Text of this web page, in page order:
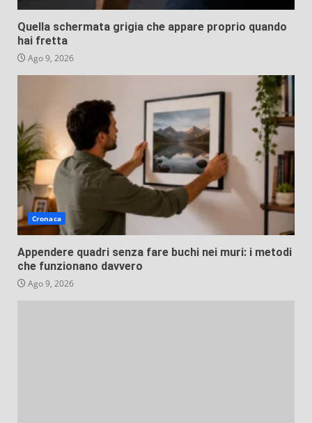
Quella schermata grigia che appare proprio quando
hai fretta
Ago 9, 2026
Cronaca
Appendere quadri senza fare buchi nei muri: i metodi
che funzionano davvero
Ago 9, 2026